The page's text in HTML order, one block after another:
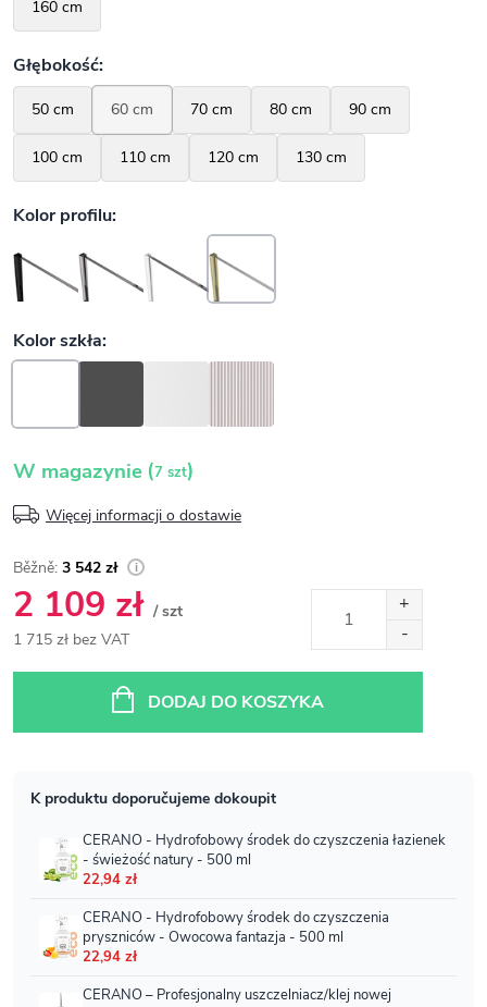
W magazynie (7 szt)
Więcej informacji o dostawie
3 542 zł
2 109 zł / szt
1 715 zł bez VAT
DODAJ DO KOSZYKA